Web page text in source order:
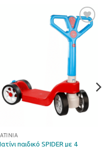
Προσθήκη
στη Λίστα
Επιθυμιών
παιδικό SPIDER με 4